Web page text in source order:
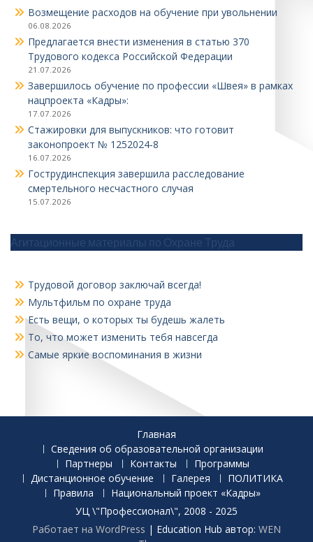
Возмещение расходов на обучение при увольнении
06.08.2026
Предлагается внести изменения в статью 370
Трудового кодекса Российской Федерации
21.07.2026
Завершилось обучение по профессии «Швея» в рамках
нацпроекта «Кадры»:
17.07.2026
Стажировки для выпускников: что готовит
законопроект № 1252024‑8
16.07.2026
Гострудинспекция завершила расследование
смертельного несчастного случая
15.07.2026
Агитационные материалы по Охране Труда
Трудовой договор заключай всегда!
Мультфильм по охране труда
Есть вещи, о которых ты будешь жалеть
То, что может изменить тебя навсегда
Самые яркие воспоминания в жизни
Главная
Сведения об образовательной организации
Партнеры
Контакты
Программы
Дистанционное обучение
Галерея
ПОЛИТИКА
Правила
Национальный проект «Кадры»
УЦ \"Профессионал\", 2008 - 2025
Работает на WordPress | Education Hub автор: WEN